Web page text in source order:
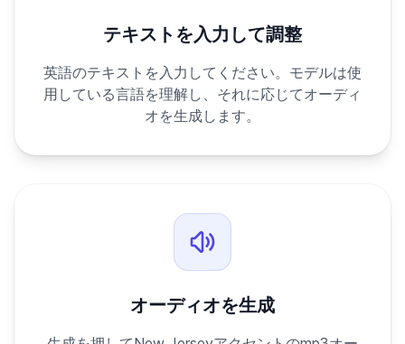
テキストを入力して調整
英語のテキストを入力してください。モデルは使
用している言語を理解し、それに応じてオーディ
オを生成します。
オーディオを生成